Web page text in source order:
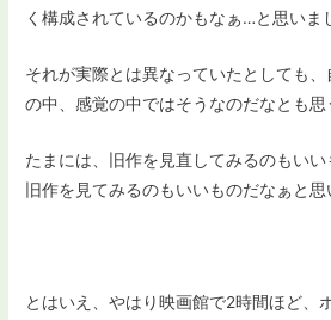
く構成されているのかもなぁ…と思いま
それが実際とは異なっていたとしても
の中、感覚の中ではそうなのだなとも思
たまには、旧作を見直してみるのもい
旧作を見てみるのもいいものだなぁと思
とはいえ、やはり映画館で2時間ほど、